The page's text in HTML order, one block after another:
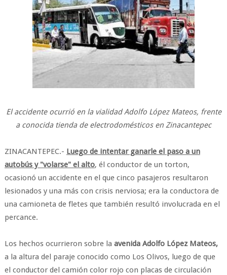
El accidente ocurrió en la vialidad Adolfo López Mateos, frente
a conocida tienda de electrodomésticos en Zinacantepec
ZINACANTEPEC.- Luego de intentar ganarle el paso a un
autobús y "volarse" el alto, él conductor de un torton,
ocasionó un accidente en el que cinco pasajeros resultaron
lesionados y una más con crisis nerviosa; era la conductora de
una camioneta de fletes que también resultó involucrada en el
percance.
Los hechos ocurrieron sobre la avenida Adolfo López Mateos,
a la altura del paraje conocido como Los Olivos, luego de que
el conductor del camión color rojo con placas de circulación